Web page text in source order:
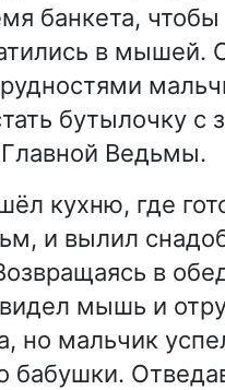
банкета, чтобы
в мышей.
бутылочку с
Ведьмы.
кухню, где
и вылил
в
мышь и
но мальчик
бабушки.